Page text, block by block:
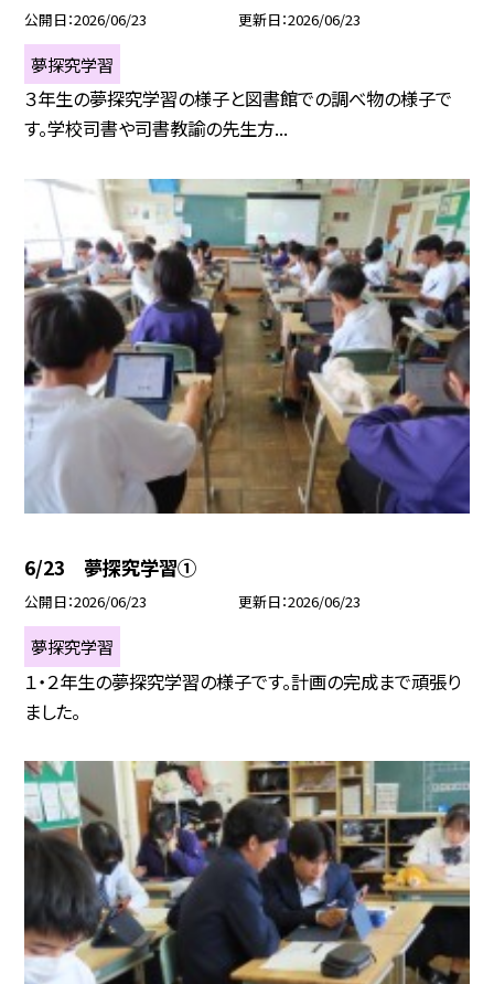
公開日 2026/06/23 更新日 2026/06/23
夢探究学習
３年生の夢探究学習の様子と図書館での調べ物の様子で
す。学校司書や司書教諭の先生方...
6/23 夢探究学習①
公開日 2026/06/23 更新日 2026/06/23
夢探究学習
１・２年生の夢探究学習の様子です。計画の完成まで頑張り
ました。